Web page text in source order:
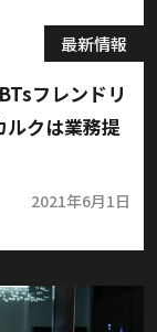
最新情報
フレンドリ
ルクは業務提
2021年6月1日